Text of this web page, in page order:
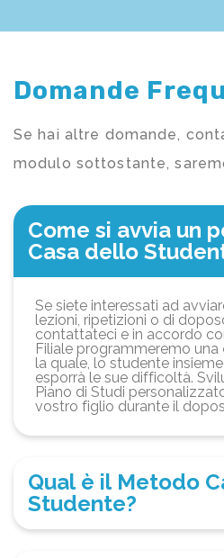
Domande
Se hai altre domande,
modulo sottostante,
Come si avvia un
Casa dello
Se siete interessati ad
lezioni, ripetizioni o di
contattateci e in accordo
Filiale programmeremo una
la quale, lo studente
esporrà le sue difficoltà.
Piano di Studi
vostro figlio durante il
Qual è il Metodo
Studente?